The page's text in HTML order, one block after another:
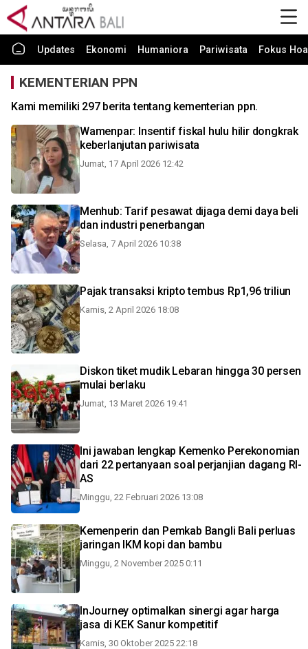
Updates Ekonomi Humaniora Pariwisata Fokus
KEMENTERIAN PPN
Kami memiliki 297 berita tentang kementerian ppn.
Wamenpar: Insentif fiskal hulu hilir dongkrak
keberlanjutan pariwisata
Jumat, 17 April 2026 12:42
Menhub: Tarif pesawat dijaga demi daya beli
dan industri penerbangan
Selasa, 7 April 2026 10:38
Pajak transaksi kripto tembus Rp1,96 triliun
Kamis, 2 April 2026 18:08
Diskon tiket mudik Lebaran hingga 30 persen
mulai berlaku
Jumat, 13 Maret 2026 19:41
Ini jawaban lengkap Kemenko Perekonomian
dari 22 pertanyaan soal perjanjian dagang RI-
AS
Minggu, 22 Februari 2026 13:08
Kemenperin dan Pemkab Bangli Bali perluas
jaringan IKM kopi dan bambu
Minggu, 2 November 2025 0:11
InJourney optimalkan sinergi agar harga
jasa di KEK Sanur kompetitif
Kamis, 30 Oktober 2025 22:18